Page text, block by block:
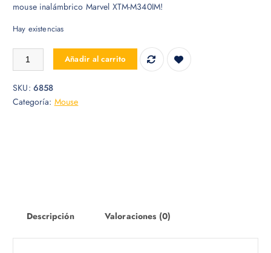
mouse inalámbrico Marvel XTM-M340IM!
Hay existencias
MOUSE INALAMBRICO MARVEL XTM-M340IM cantidad
Añadir al carrito
SKU: 6858
Categoría: Mouse
Descripción Valoraciones (0)